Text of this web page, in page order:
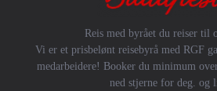
Reis med byrået du reiser til
Vi er et prisbelønt reisebyrå med RGF
medarbeidere! Booker du minimum
ned stjerne for deg. og